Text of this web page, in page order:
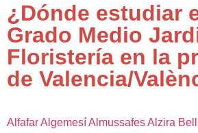
¿Dónde estudiar
Grado Medio
Floristería en la
de Valencia/
AlfafarAlgemesíAlmussafesAlzira